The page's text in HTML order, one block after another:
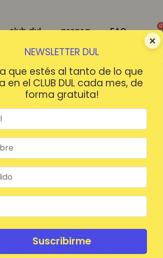
×
NEWSLETTER DUL
que estés al tanto de lo que
en el CLUB DUL cada mes, de
forma gratuita!
Suscribirme
club dul prensa FAQ 0
olvidada?